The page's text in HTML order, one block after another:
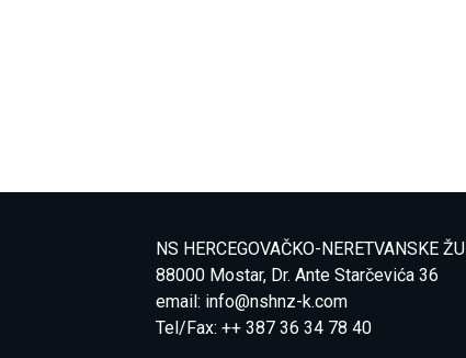
NS HERCEGOVAČKO-NERETVANSKE
88000 Mostar, Dr. Ante Starčevića 36
email: info@nshnz-k.com
Tel/Fax: ++ 387 36 34 78 40